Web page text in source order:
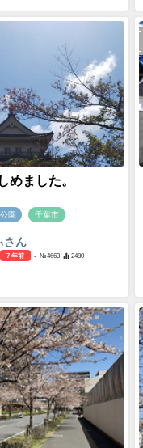
めました。
園 千葉市
さん
7 年前 - №4663 2480